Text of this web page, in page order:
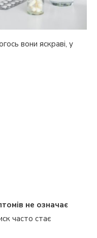
вони яскраві, у
не означає
часто стає